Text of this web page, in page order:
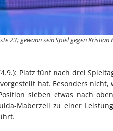
23) gewann sein Spiel gegen Kristian
Platz fünf nach drei
hat. Besonders nicht,
sieben etwas nach
Maberzell zu einer